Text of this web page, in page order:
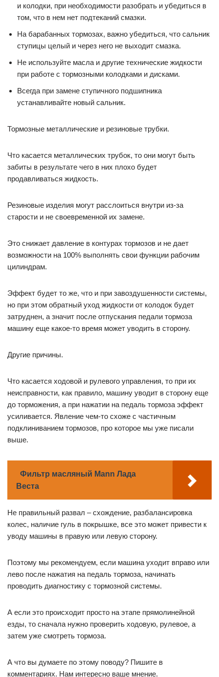
и колодки, при необходимости разобрать и убедиться в
том, что в нем нет подтеканий смазки.
На барабанных тормозах, важно убедиться, что сальник
ступицы целый и через него не выходит смазка.
Не используйте масла и другие технические жидкости
при работе с тормозными колодками и дисками.
Всегда при замене ступичного подшипника
устанавливайте новый сальник.
Тормозные металлические и резиновые трубки.
Что касается металлических трубок, то они могут быть
забиты в результате чего в них плохо будет
продавливаться жидкость.
Резиновые изделия могут расслоиться внутри из-за
старости и не своевременной их замене.
Это снижает давление в контурах тормозов и не дает
возможности на 100% выполнять свои функции рабочим
цилиндрам.
Эффект будет то же, что и при завоздушенности системы,
но при этом обратный уход жидкости от колодок будет
затруднен, а значит после отпускания педали тормоза
машину еще какое-то время может уводить в сторону.
Другие причины.
Что касается ходовой и рулевого управления, то при их
неисправности, как правило, машину уводит в сторону еще
до торможения, а при нажатии на педаль тормоза эффект
усиливается. Явление чем-то схоже с частичным
подклиниванием тормозов, про которое мы уже писали
выше.
Фильтр масляный Mann Лада
Веста
Не правильный развал – схождение, разбалансировка
колес, наличие гуль в покрышке, все это может привести к
уводу машины в правую или левую сторону.
Поэтому мы рекомендуем, если машина уходит вправо или
лево после нажатия на педаль тормоза, начинать
проводить диагностику с тормозной системы.
А если это происходит просто на этапе прямолинейной
езды, то сначала нужно проверить ходовую, рулевое, а
затем уже смотреть тормоза.
А что вы думаете по этому поводу? Пишите в
комментариях. Нам интересно ваше мнение.